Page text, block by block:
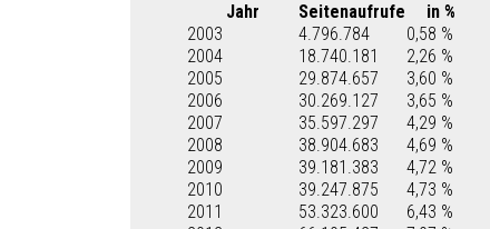
Jahr Seitenaufrufe in %
2003
4.796.784 0,58 %
2004
18.740.181 2,26 %
2005
29.874.657 3,60 %
2006
30.269.127 3,65 %
2007
35.597.297 4,29 %
2008
38.904.683 4,69 %
2009
39.181.383 4,72 %
2010
39.247.875 4,73 %
2011
53.323.600 6,43 %